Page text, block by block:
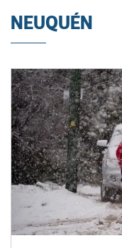
NEUQUÉN